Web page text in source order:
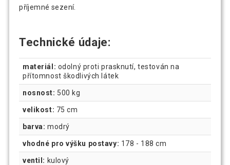
příjemné sezení.
Technické údaje:
materiál: odolný proti prasknutí, testován na
přítomnost škodlivých látek
nosnost: 500 kg
velikost: 75 cm
barva: modrý
vhodné pro výšku postavy: 178 - 188 cm
ventil: kulový